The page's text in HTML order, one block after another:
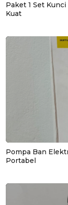
Paket 1 Set
Kuat
Pompa Ban
Portabel